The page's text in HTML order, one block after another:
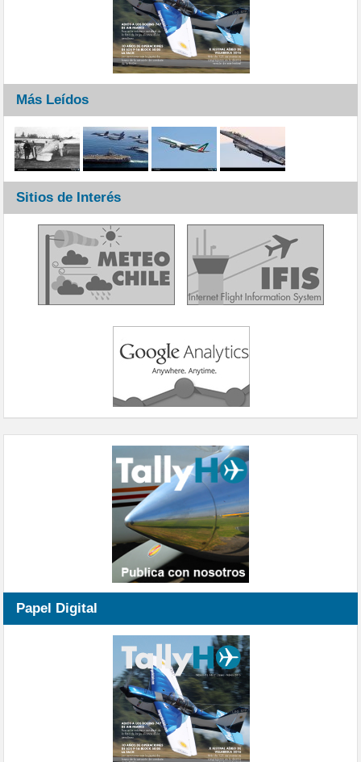
Más Leídos
Sitios de Interés
Papel Digital